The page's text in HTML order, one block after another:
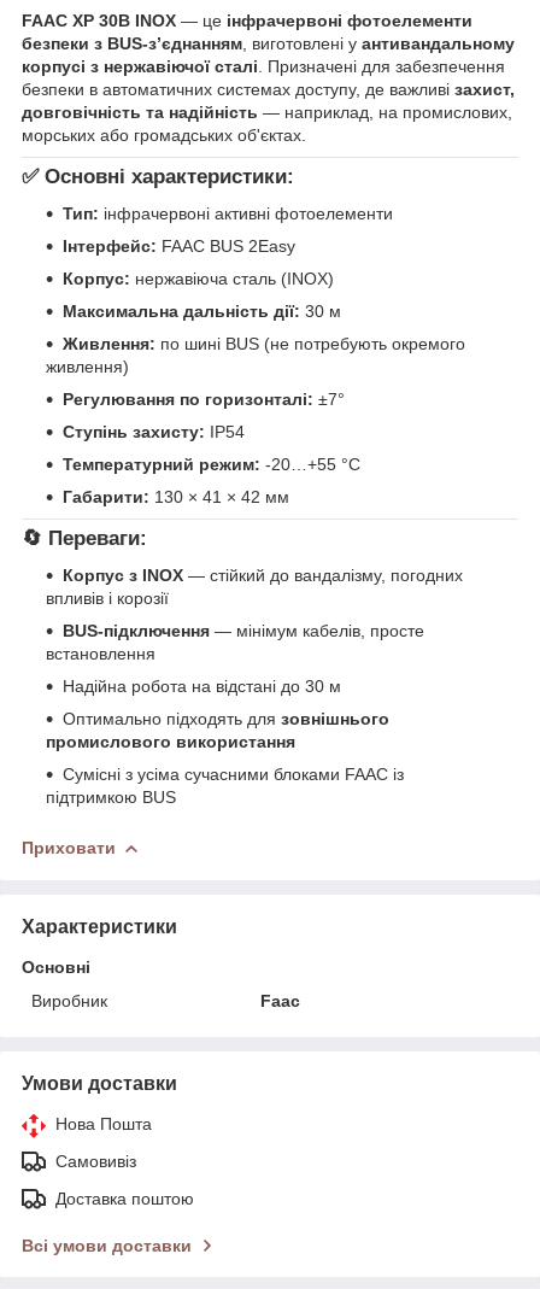
FAAC XP 30B INOX — це інфрачервоні фотоелементи
безпеки з BUS-з’єднанням, виготовлені у антивандальному
корпусі з нержавіючої сталі. Призначені для забезпечення
безпеки в автоматичних системах доступу, де важливі захист,
довговічність та надійність — наприклад, на промислових,
морських або громадських об'єктах.
✅ Основні характеристики:
Тип: інфрачервоні активні фотоелементи
Інтерфейс: FAAC BUS 2Easy
Корпус: нержавіюча сталь (INOX)
Максимальна дальність дії: 30 м
Живлення: по шині BUS (не потребують окремого
живлення)
Регулювання по горизонталі: ±7°
Ступінь захисту: IP54
Температурний режим: -20…+55 °C
Габарити: 130 × 41 × 42 мм
🔄 Переваги:
Корпус з INOX — стійкий до вандалізму, погодних
впливів і корозії
BUS-підключення — мінімум кабелів, просте
встановлення
Надійна робота на відстані до 30 м
Оптимально підходять для зовнішнього
промислового використання
Сумісні з усіма сучасними блоками FAAC із
підтримкою BUS
Приховати
Характеристики
Основні
Виробник
Faac
Умови доставки
Нова Пошта
Самовивіз
Доставка поштою
Всі умови доставки